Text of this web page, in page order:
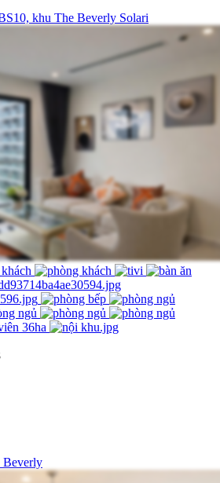
khu The Beverly Solari
Beverly